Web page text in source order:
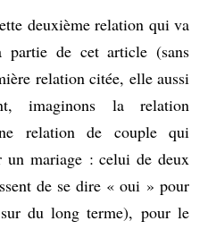
deuxième relation qui va
partie de cet article (sans
relation citée, elle aussi
imaginons la relation
relation de couple qui
un mariage : celui de deux
de se dire « oui » pour
du long terme), pour le